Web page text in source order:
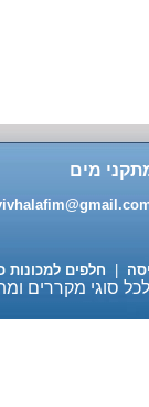
מים
חלפים למכונות
סוגי מקררים